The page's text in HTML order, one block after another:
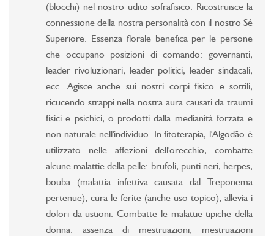
(blocchi) nel nostro udito sofrafisico. Ricostruisce la
connessione della nostra personalità con il nostro Sé
Superiore. Essenza florale benefica per le persone
che occupano posizioni di comando: governanti,
leader rivoluzionari, leader politici, leader sindacali,
ecc. Agisce anche sui nostri corpi fisico e sottili,
ricucendo strappi nella nostra aura causati da traumi
fisici e psichici, o prodotti dalla medianità forzata e
non naturale nell'individuo. In fitoterapia, l'Algodão è
utilizzato nelle affezioni dell'orecchio, combatte
alcune malattie della pelle: brufoli, punti neri, herpes,
bouba (malattia infettiva causata dal Treponema
pertenue), cura le ferite (anche uso topico), allevia i
dolori da ustioni. Combatte le malattie tipiche della
donna: assenza di mestruazioni, mestruazioni